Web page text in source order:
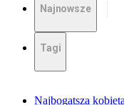
Najnowsze
Tagi
Najbogatsza